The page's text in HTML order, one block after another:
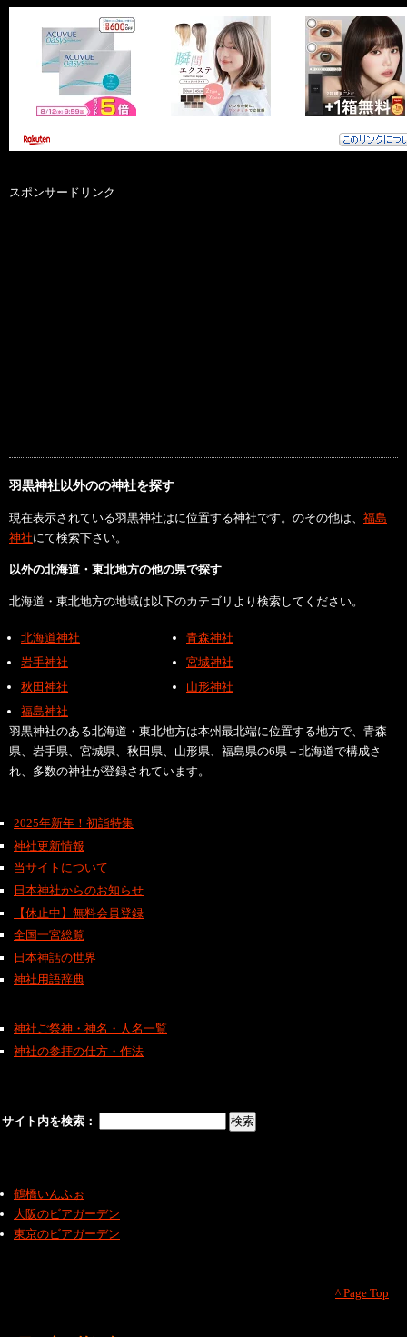
スポンサードリンク
羽黒神社以外のの神社を探す
現在表示されている羽黒神社はに位置する神社です。のその他は、 福島
神社にて検索下さい。
以外の北海道・東北地方の他の県で探す
北海道・東北地方の地域は以下のカテゴリより検索してください。
北海道神社
青森神社
岩手神社
宮城神社
秋田神社
山形神社
福島神社
羽黒神社のある北海道・東北地方は本州最北端に位置する地方で、青森
県、岩手県、宮城県、秋田県、山形県、福島県の6県＋北海道で構成さ
れ、多数の神社が登録されています。
2025年新年！初詣特集
神社更新情報
当サイトについて
日本神社からのお知らせ
【休止中】無料会員登録
全国一宮総覧
日本神話の世界
神社用語辞典
神社ご祭神・神名・人名一覧
神社の参拝の仕方・作法
サイト内を検索：
鶴橋いんふぉ
大阪のビアガーデン
東京のビアガーデン
^ Page Top